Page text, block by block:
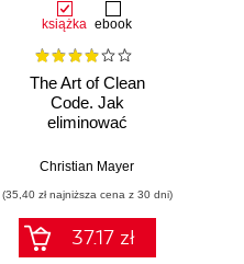
Kelsey Hightower,Lachlan Evenson
książka ebook
The Art of Clean
Code. Jak
eliminować
czysty kod
Christian Mayer
(35,40 zł najniższa cena z 30 dni)
37.17 zł